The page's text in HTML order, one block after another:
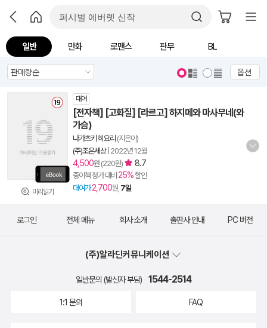
일반 만화 로맨스 판무 BL
옵션
미리읽기
대여
[전자책] [고화질] [라르고] 하지메와 마사무네(와
가슴)
나가츠키 히요리 (지은이)
(주)조은세상| 2022년 12월
4,500원 (220원) 8.7
종이책 정가 대비 25%할인
대여가 2,700원, 7일
로그인 전체 메뉴 회사 소개 출판사 안내 PC 버전
(주)알라딘커뮤니케이션
일반문의 (발신자 부담) 1544-2514
1:1 문의 FAQ